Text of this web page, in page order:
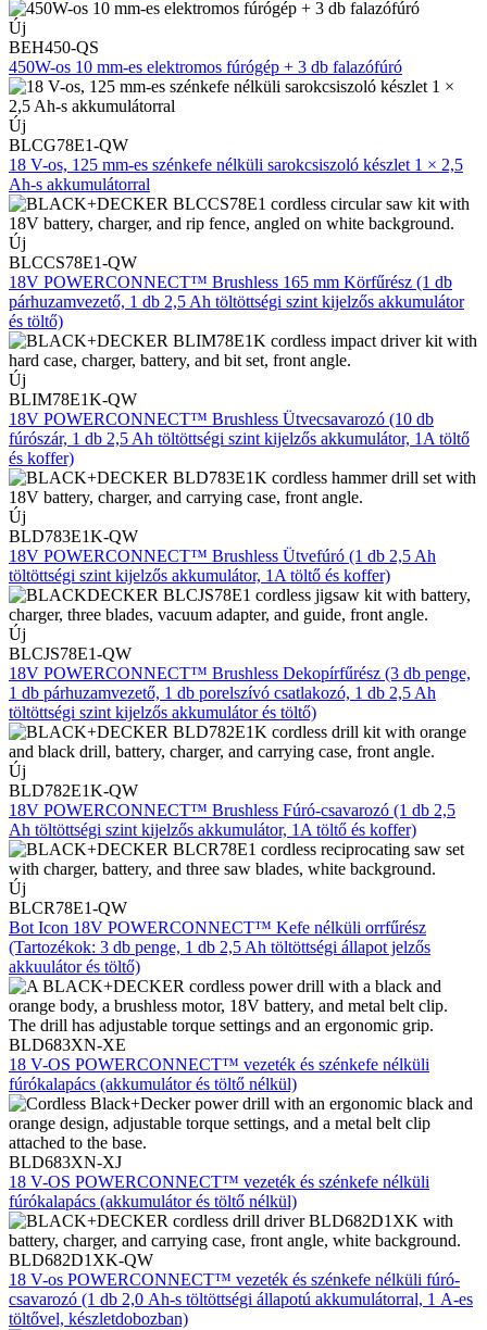
Új
BEH450-QS
450W-os 10 mm-es elektromos fúrógép + 3 db falazófúró
Új
BLCG78E1-QW
18 V-os, 125 mm-es szénkefe nélküli sarokcsiszoló készlet 1 × 2,5
Ah-s akkumulátorral
Új
BLCCS78E1-QW
18V POWERCONNECT™ Brushless 165 mm Körfűrész (1 db
párhuzamvezető, 1 db 2,5 Ah töltöttségi szint kijelzős akkumulátor
és töltő)
Új
BLIM78E1K-QW
18V POWERCONNECT™ Brushless Ütvecsavarozó (10 db
fúrószár, 1 db 2,5 Ah töltöttségi szint kijelzős akkumulátor, 1A töltő
és koffer)
Új
BLD783E1K-QW
18V POWERCONNECT™ Brushless Ütvefúró (1 db 2,5 Ah
töltöttségi szint kijelzős akkumulátor, 1A töltő és koffer)
Új
BLCJS78E1-QW
18V POWERCONNECT™ Brushless Dekopírfűrész (3 db penge,
1 db párhuzamvezető, 1 db porelszívó csatlakozó, 1 db 2,5 Ah
töltöttségi szint kijelzős akkumulátor és töltő)
Új
BLD782E1K-QW
18V POWERCONNECT™ Brushless Fúró-csavarozó (1 db 2,5
Ah töltöttségi szint kijelzős akkumulátor, 1A töltő és koffer)
Új
BLCR78E1-QW
Bot Icon 18V POWERCONNECT™ Kefe nélküli orrfűrész
(Tartozékok: 3 db penge, 1 db 2,5 Ah töltöttségi állapot jelzős
akkuulátor és töltő)
BLD683XN-XE
18 V-OS POWERCONNECT™ vezeték és szénkefe nélküli
fúrókalapács (akkumulátor és töltő nélkül)
BLD683XN-XJ
18 V-OS POWERCONNECT™ vezeték és szénkefe nélküli
fúrókalapács (akkumulátor és töltő nélkül)
BLD682D1XK-QW
18 V-os POWERCONNECT™ vezeték és szénkefe nélküli fúró-
csavarozó (1 db 2,0 Ah-s töltöttségi állapotú akkumulátorral, 1 A-es
töltővel, készletdobozban)